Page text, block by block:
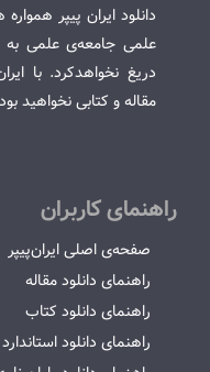
دانلود ایران پیپر
علمی جامعه‌ی علمی به
دریغ نخواهدکرد. با
مقاله و کتابی نخواهید
راهنمای کاربران
صفحه‌ی اصلی ایران‌پیپر
راهنمای دانلود مقاله
راهنمای دانلود کتاب
راهنمای دانلود استاندارد